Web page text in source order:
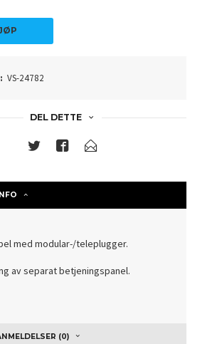
VS-24782
DEL DETTE
med modular-/teleplugger.
av separat betjeningspanel.
(0)